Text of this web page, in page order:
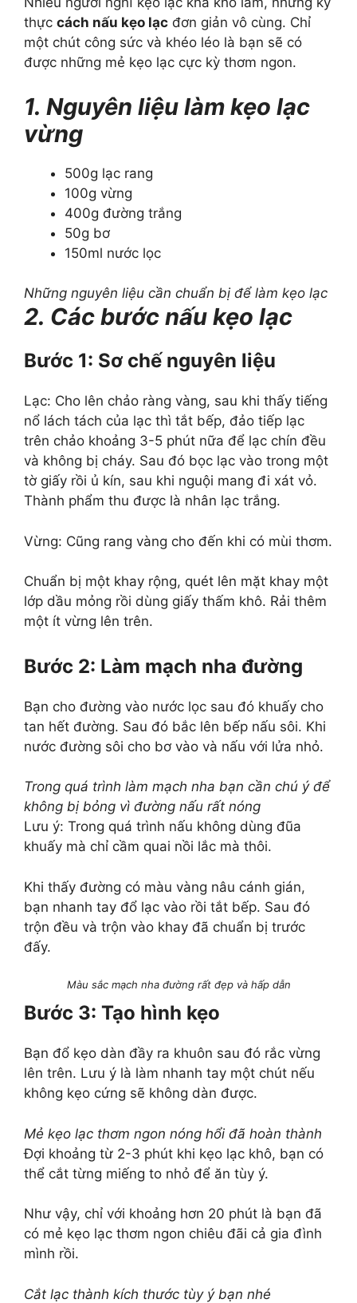
thực cách nấu kẹo lạc đơn giản vô cùng. Chỉ
một chút công sức và khéo léo là bạn sẽ có
được những mẻ kẹo lạc cực kỳ thơm ngon.
1. Nguyên liệu làm kẹo lạc
vừng
500g lạc rang
100g vừng
400g đường trắng
50g bơ
150ml nước lọc
Những nguyên liệu cần chuẩn bị để làm kẹo lạc
2. Các bước nấu kẹo lạc
Bước 1: Sơ chế nguyên liệu
Lạc: Cho lên chảo ràng vàng, sau khi thấy tiếng
nổ lách tách của lạc thì tắt bếp, đảo tiếp lạc
trên chảo khoảng 3-5 phút nữa để lạc chín đều
và không bị cháy. Sau đó bọc lạc vào trong một
tờ giấy rồi ủ kín, sau khi nguội mang đi xát vỏ.
Thành phẩm thu được là nhân lạc trắng.
Vừng: Cũng rang vàng cho đến khi có mùi thơm.
Chuẩn bị một khay rộng, quét lên mặt khay một
lớp dầu mỏng rồi dùng giấy thấm khô. Rải thêm
một ít vừng lên trên.
Bước 2: Làm mạch nha đường
Bạn cho đường vào nước lọc sau đó khuấy cho
tan hết đường. Sau đó bắc lên bếp nấu sôi. Khi
nước đường sôi cho bơ vào và nấu với lửa nhỏ.
Trong quá trình làm mạch nha bạn cần chú ý để
không bị bỏng vì đường nấu rất nóng
Lưu ý: Trong quá trình nấu không dùng đũa
khuấy mà chỉ cầm quai nồi lắc mà thôi.
Khi thấy đường có màu vàng nâu cánh gián,
bạn nhanh tay đổ lạc vào rồi tắt bếp. Sau đó
trộn đều và trộn vào khay đã chuẩn bị trước
đấy.
Màu sắc mạch nha đường rất đẹp và hấp dẫn
Bước 3: Tạo hình kẹo
Bạn đổ kẹo dàn đầy ra khuôn sau đó rắc vừng
lên trên. Lưu ý là làm nhanh tay một chút nếu
không kẹo cứng sẽ không dàn được.
Mẻ kẹo lạc thơm ngon nóng hổi đã hoàn thành
Đợi khoảng từ 2-3 phút khi kẹo lạc khô, bạn có
thể cắt từng miếng to nhỏ để ăn tùy ý.
Như vậy, chỉ với khoảng hơn 20 phút là bạn đã
có mẻ kẹo lạc thơm ngon chiêu đãi cả gia đình
mình rồi.
Cắt lạc thành kích thước tùy ý bạn nhé